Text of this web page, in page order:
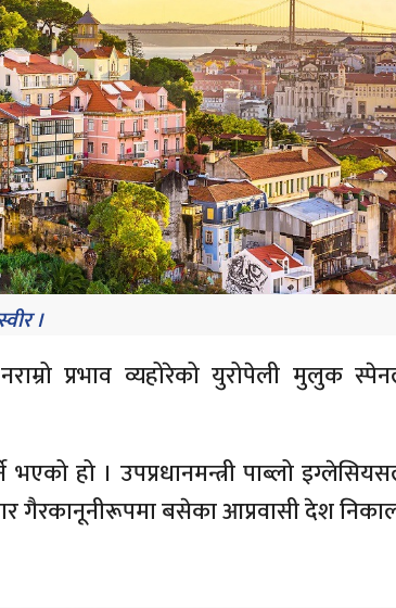
।
प्रभाव व्यहोरेको युरोपेली मुलुक
हो । उपप्रधानमन्त्री पाब्लो
गैरकानूनीरूपमा बसेका आप्रवासी देश